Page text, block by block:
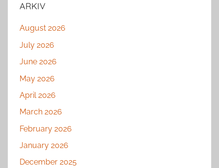
ARKIV
August 2026
July 2026
June 2026
May 2026
April 2026
March 2026
February 2026
January 2026
December 2025